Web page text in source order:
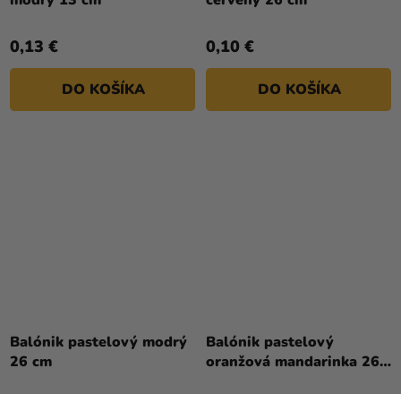
0,13 €
DO KOŠÍKA
0,10 €
DO KOŠÍKA
Balónik pastelový modrý
26 cm
Balónik pastelový
oranžová mandarinka 26